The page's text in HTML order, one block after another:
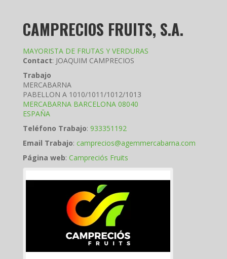
CAMPRECIOS FRUITS, S.A.
MAYORISTA DE FRUTAS Y VERDURAS
Contact: JOAQUIM CAMPRECIOS
Trabajo
MERCABARNA
PABELLON A 1010/1011/1012/1013
MERCABARNA BARCELONA 08040
ESPAÑA
Teléfono Trabajo: 933351192
Email Trabajo: camprecios@agemmercabarna.com
Página web: Campreciós Fruits